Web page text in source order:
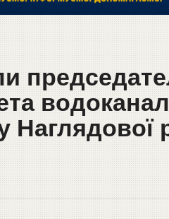
Наглядової